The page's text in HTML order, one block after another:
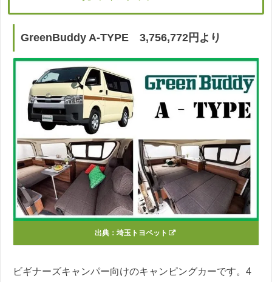
GreenBuddy A-TYPE 3,756,772円より
出典： 埼玉トヨペット
ビギナーズキャンパー向けのキャンピングカーです。4